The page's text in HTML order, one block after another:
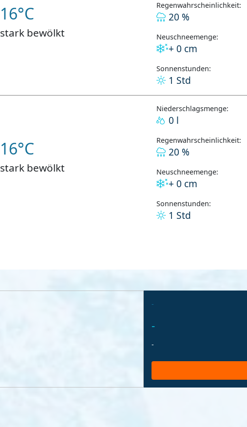
16°C
stark bewölkt
Regenwahrscheinlichkeit:
20 %
Neuschneemenge:
+ 0 cm
Sonnenstunden:
1 Std
16°C
stark bewölkt
Niederschlagsmenge:
0 l
Regenwahrscheinlichkeit:
20 %
Neuschneemenge:
+ 0 cm
Sonnenstunden:
1 Std
-
-
-